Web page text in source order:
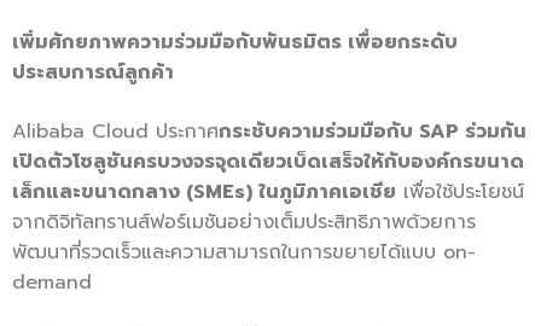
เพิ่มศักยภาพความร่วมมือกับพันธมิตร เพื่อยกระดับ
ประสบการณ์ลูกค้า
Alibaba Cloud ประกาศกระชับความร่วมมือกับ SAP ร่วมกัน
เปิดตัวโซลูชันครบวงจรจุดเดียวเบ็ดเสร็จให้กับองค์กรขนาด
เล็กและขนาดกลาง (SMEs) ในภูมิภาคเอเชีย เพื่อใช้ประโยชน์
จากดิจิทัลทรานส์ฟอร์เมชันอย่างเต็มประสิทธิภาพด้วยการ
พัฒนาที่รวดเร็วและความสามารถในการขยายได้แบบ on-
demand